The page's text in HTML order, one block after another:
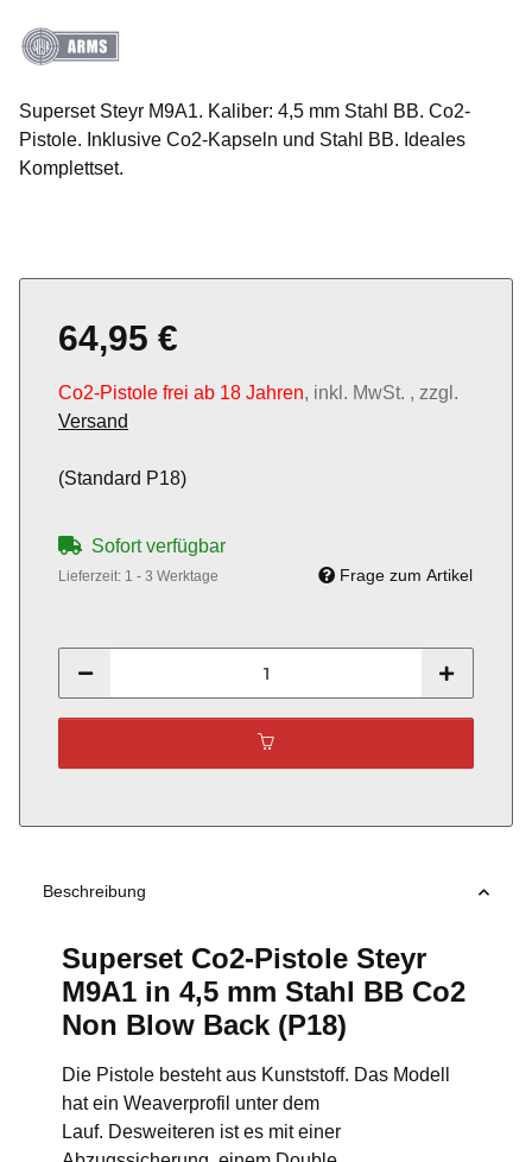
Superset Steyr M9A1. Kaliber: 4,5 mm Stahl BB. Co2-
Pistole. Inklusive Co2-Kapseln und Stahl BB. Ideales
Komplettset.
64,95 €
Co2-Pistole frei ab 18 Jahren, inkl. MwSt. , zzgl.
Versand
(Standard P18)
Sofort verfügbar
Lieferzeit: 1 - 3 Werktage Frage zum Artikel
Beschreibung
Superset Co2-Pistole Steyr
M9A1 in 4,5 mm Stahl BB Co2
Non Blow Back (P18)
Die Pistole besteht aus Kunststoff. Das Modell
hat ein Weaverprofil unter dem
Lauf. Desweiteren ist es mit einer